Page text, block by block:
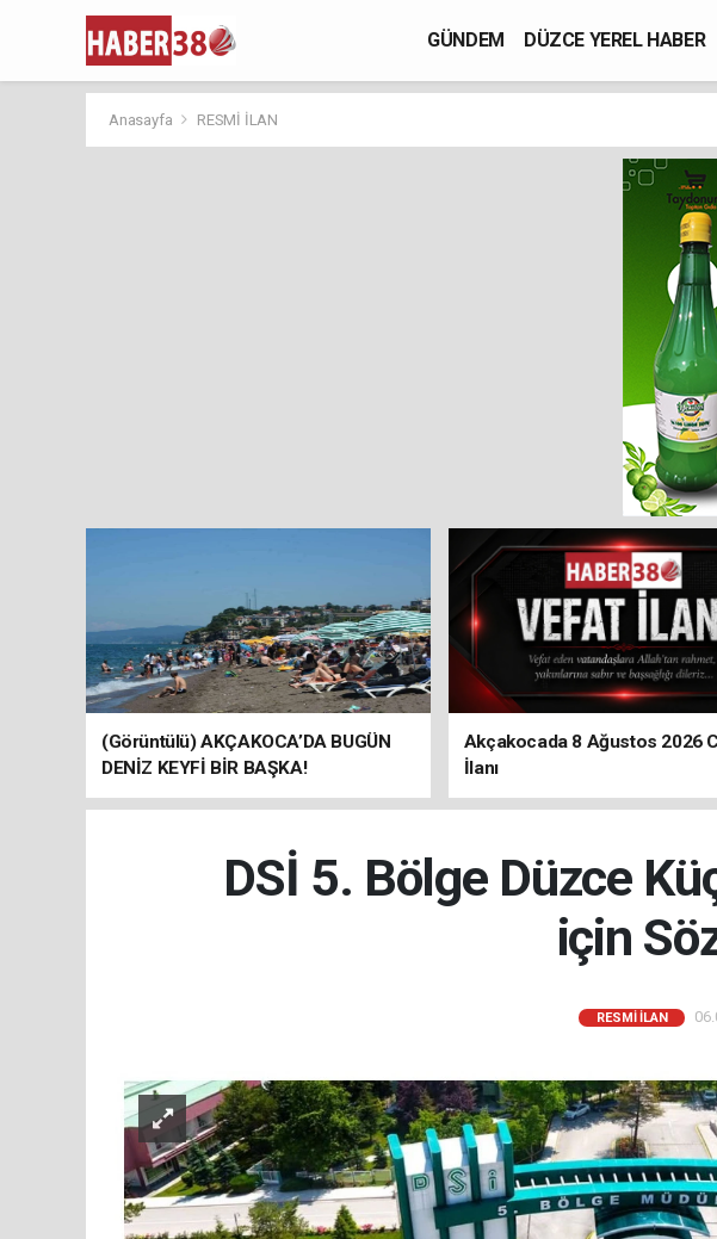
GÜNDEM DÜZCE YEREL HABER
Anasayfa RESMİ İLAN
(Görüntülü) AKÇAKOCA’DA BUGÜN
DENİZ KEYFİ BİR BAŞKA!
Akçakocada 8 Ağustos 2026
İlanı
DSİ 5. Bölge Düzce
için
RESMİ İLAN